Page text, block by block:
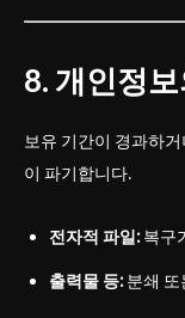
8. 개인정
보유 기간이 경과하
이 파기합니다.
전자적 파일:복구
출력물 등:분쇄 또